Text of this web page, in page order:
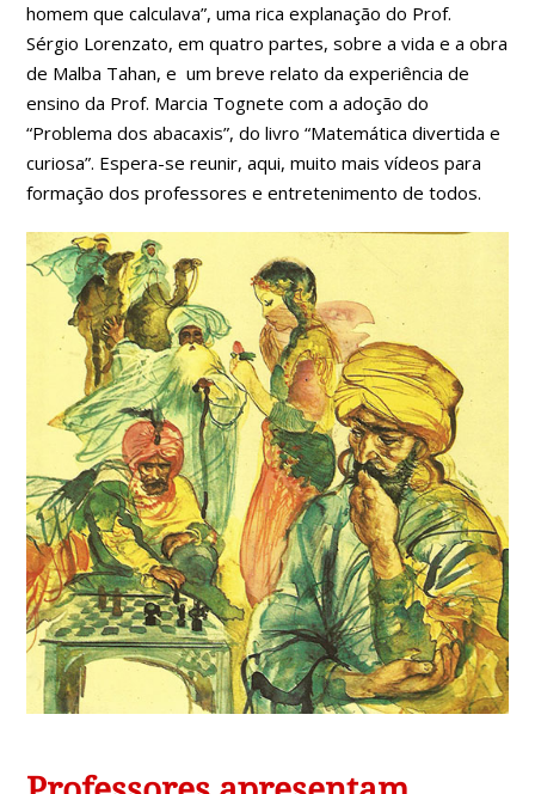
homem que calculava”, uma rica explanação do Prof.
Sérgio Lorenzato, em quatro partes, sobre a vida e a obra
de Malba Tahan, e um breve relato da experiência de
ensino da Prof. Marcia Tognete com a adoção do
“Problema dos abacaxis”, do livro “Matemática divertida e
curiosa”. Espera-se reunir, aqui, muito mais vídeos para
formação dos professores e entretenimento de todos.